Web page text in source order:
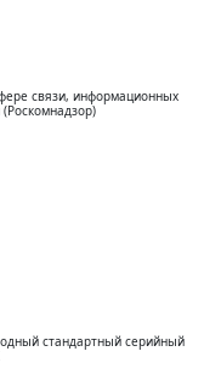
связи, информационных
стандартный серийный